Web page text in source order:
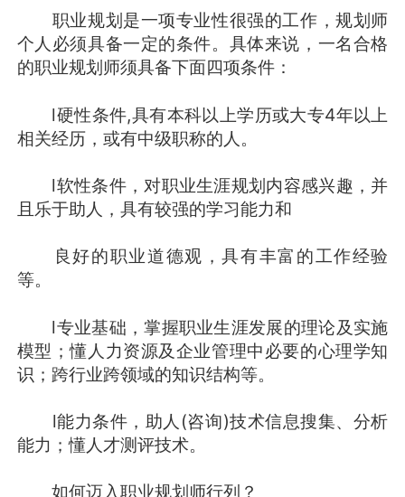
职业规划是一项专业性很强的工作，规划师
个人必须具备一定的条件。具体来说，一名合格
的职业规划师须具备下面四项条件：
l硬性条件,具有本科以上学历或大专4年以上
相关经历，或有中级职称的人。
l软性条件，对职业生涯规划内容感兴趣，并
且乐于助人，具有较强的学习能力和
良好的职业道德观，具有丰富的工作经验
等。
l专业基础，掌握职业生涯发展的理论及实施
模型；懂人力资源及企业管理中必要的心理学知
识；跨行业跨领域的知识结构等。
l能力条件，助人(咨询)技术信息搜集、分析
能力；懂人才测评技术。
如何迈入职业规划师行列？